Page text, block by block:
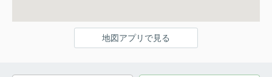
地図アプリで見る